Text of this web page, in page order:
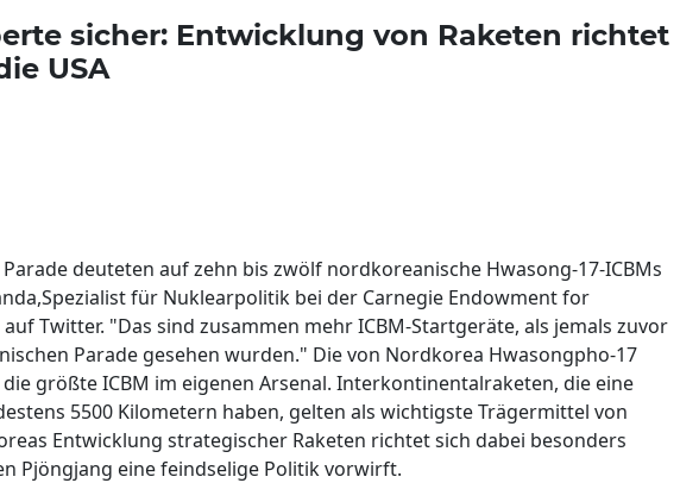
sicher: Entwicklung von Raketen richtet
USA
deuteten auf zehn bis zwölf nordkoreanische Hwasong-17-ICBMs
für Nuklearpolitik bei der Carnegie Endowment for
Twitter. "Das sind zusammen mehr ICBM-Startgeräte, als jemals zuvor
Parade gesehen wurden." Die von Nordkorea Hwasongpho-17
größte ICBM im eigenen Arsenal. Interkontinentalraketen, die eine
5500 Kilometern haben, gelten als wichtigste Trägermittel von
Entwicklung strategischer Raketen richtet sich dabei besonders
Pjöngjang eine feindselige Politik vorwirft.